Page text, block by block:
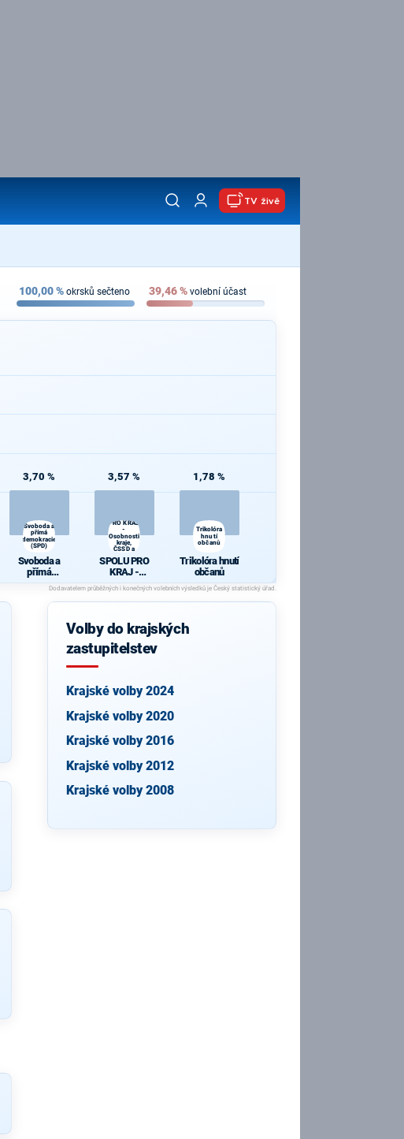
TV živě
100,00% okrsků sečteno 39,46% volební účast
3,70 %
Svoboda a
přímá
demokracie
(SPD)
Svoboda a
přímá
demokracie
(SPD)
3,57 %
PRO KRAJ
-
Osobnosti
kraje,
ČSSD a
SPOLU PRO
KRAJ -
Osobnosti
kraje, ČSSD a
Zelení
1,78 %
Trikolóra
hnutí
občanů
Trikolóra hnutí
občanů
Volby do krajských
zastupitelstev
Krajské volby 2024
Krajské volby 2020
Krajské volby 2016
Krajské volby 2012
Krajské volby 2008